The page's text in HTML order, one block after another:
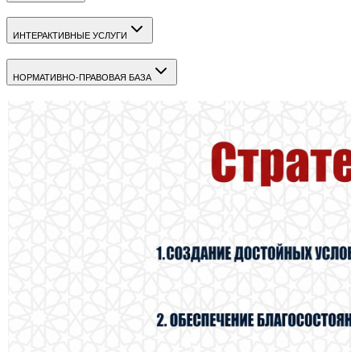
ИНТЕРАКТИВНЫЕ УСЛУГИ
НОРМАТИВНО-ПРАВОВАЯ БАЗА